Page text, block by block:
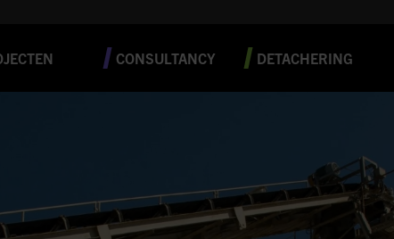
CONSULTANCY DETACHERING